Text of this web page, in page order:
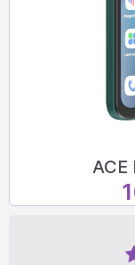
ACE